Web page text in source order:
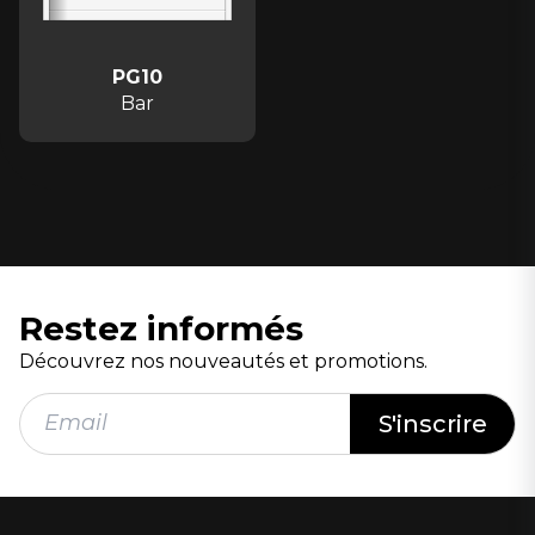
PG10
Bar
Restez informés
Découvrez nos nouveautés et promotions.